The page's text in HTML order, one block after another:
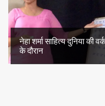
नेहा शर्मा साहित्य दुनिया की
के दौरान